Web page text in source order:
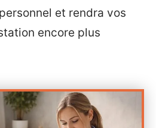
et rendra vos
encore plus